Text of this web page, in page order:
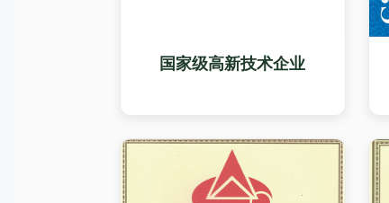
国家级高新技术企业